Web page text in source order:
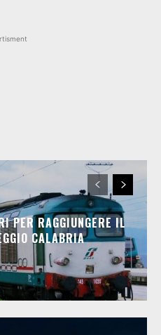
PER RAGGIUNGERE IL
CALABRIA